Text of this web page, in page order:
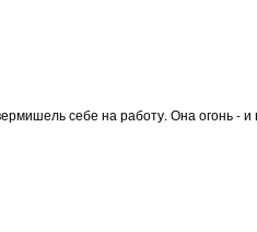
себе на работу. Она огонь -